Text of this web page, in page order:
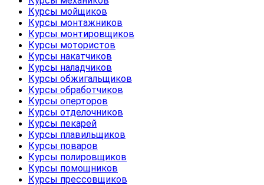
Курсы мойщиков
Курсы монтажников
Курсы монтировщиков
Курсы мотористов
Курсы накатчиков
Курсы наладчиков
Курсы обжигальщиков
Курсы обработчиков
Курсы оперторов
Курсы отделочников
Курсы пекарей
Курсы плавильщиков
Курсы поваров
Курсы полировщиков
Курсы помощников
Курсы прессовщиков